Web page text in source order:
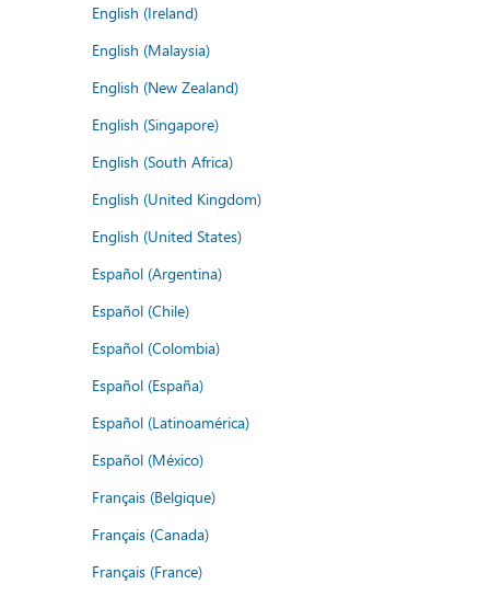
English (Ireland)
English (Malaysia)
English (New Zealand)
English (Singapore)
English (South Africa)
English (United Kingdom)
English (United States)
Español (Argentina)
Español (Chile)
Español (Colombia)
Español (España)
Español (Latinoamérica)
Español (México)
Français (Belgique)
Français (Canada)
Français (France)